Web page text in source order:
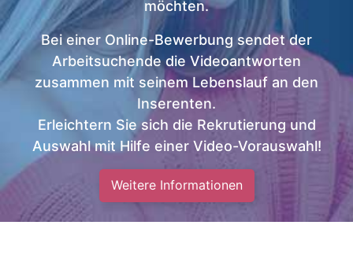
möchten.
Bei einer Online-Bewerbung sendet der
Arbeitsuchende die Videoantworten
zusammen mit seinem Lebenslauf an den
Inserenten.
Erleichtern Sie sich die Rekrutierung und
Auswahl mit Hilfe einer Video-Vorauswahl!
Weitere Informationen